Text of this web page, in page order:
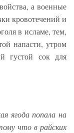
а военные
кровотечений и
в исламе, тем,
напасти, утром
густой сок для
ягода попала на
что в райских